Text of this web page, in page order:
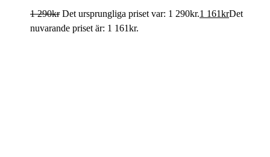
1 290kr Det ursprungliga priset var: 1 290kr.1 161krDet
nuvarande priset är: 1 161kr.